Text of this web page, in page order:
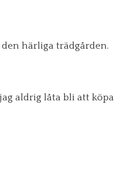
härliga trädgården.
aldrig låta bli att köpa